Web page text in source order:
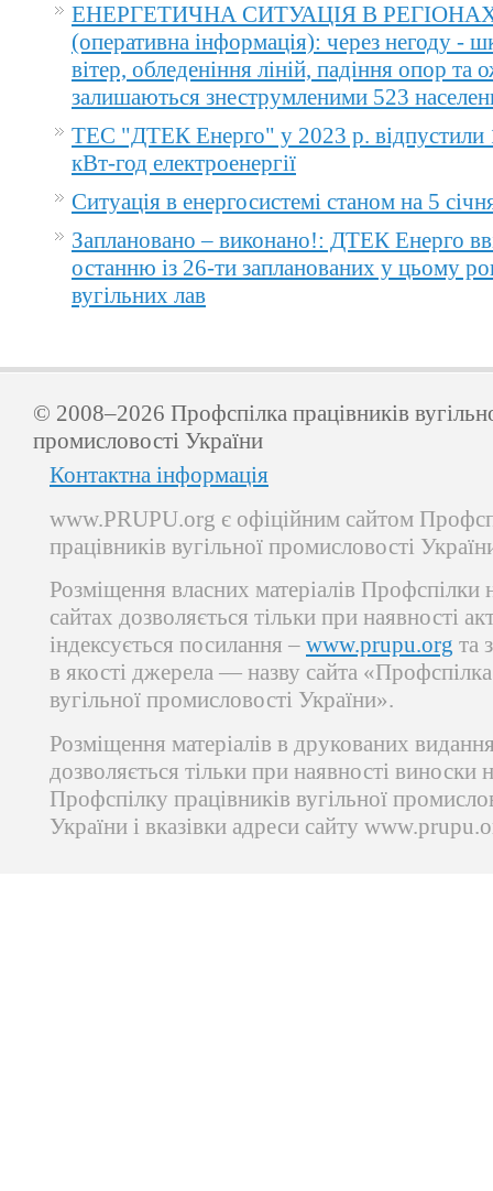
ЕНЕРГЕТИЧНА СИТУАЦІЯ В
(оперативна інформація): через негоду -
вітер, обледеніння ліній, падіння опор та
залишаються знеструмленими 523
ТЕС "ДТЕК Енерго" у 2023 р. відпустили
кВт-год електроенергії
Ситуація в енергосистемі станом на 5
Заплановано – виконано!: ДТЕК Енерго
останню із 26-ти запланованих у цьому
вугільних лав
© 2008–2026 Профспілка працівників
промисловості України
Контактна інформація
www.PRUPU.org є офіційним сайтом
працівників вугільної промисловості
Розміщення власних матеріалів Профспілки
сайтах дозволяється тільки при наявності
індексується посилання – www.prupu.org та
в якості джерела — назву сайта «Профспілка
вугільної промисловості України».
Розміщення матеріалів в друкованих
дозволяється тільки при наявності виноски
Профспілку працівників вугільної
України і вказівки адреси сайту